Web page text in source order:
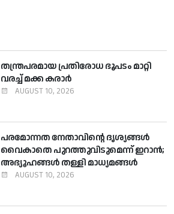
തന്ത്രപരമായ പ്രതിരോധ ഭൂപടം മാറ്റി
വരച്ച് മക്ക കരാര്‍
AUGUST 10, 2026
പരമോന്നത നേതാവിന്റെ ദൃശ്യങ്ങൾ
വൈകാതെ പുറത്തുവിടുമെന്ന് ഇറാൻ;
അഭ്യൂഹങ്ങൾ തള്ളി മാധ്യമങ്ങൾ
AUGUST 10, 2026